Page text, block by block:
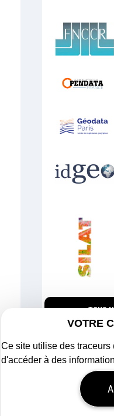
TOUS
VOTRE
Ce site utilise des
d'accéder à des